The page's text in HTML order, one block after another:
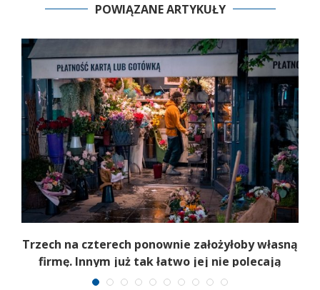
POWIĄZANE ARTYKUŁY
Trzech na czterech ponownie założyłoby własną
firmę. Innym już tak łatwo jej nie polecają